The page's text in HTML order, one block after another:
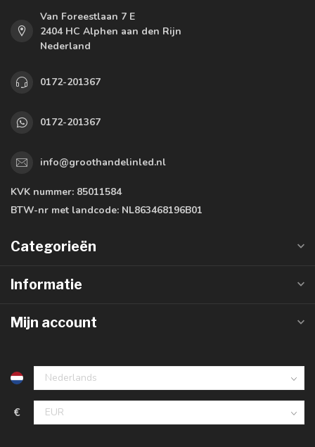
Van Foreestlaan 7 E
2404 HC Alphen aan den Rijn
Nederland
0172-201367
0172-201367
info@groothandelinled.nl
KVK nummer: 85011584
BTW-nr met landcode: NL863468196B01
Categorieën
Informatie
Mijn account
€